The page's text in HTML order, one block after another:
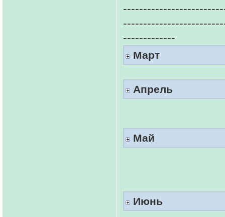
-------------
Март
Апрель
Май
Июнь